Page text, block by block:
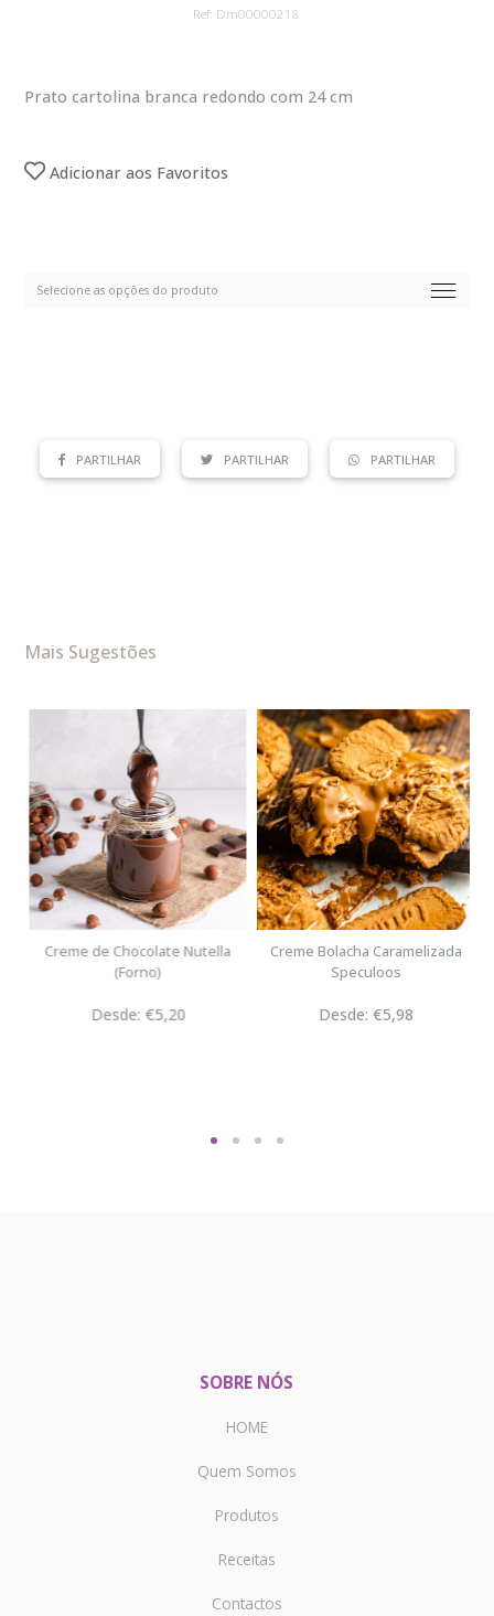
Ref: Dm00000218
Prato cartolina branca redondo com 24 cm
Adicionar aos Favoritos
PARTILHAR PARTILHAR PARTILHAR
Mais Sugestões
Creme de Chocolate Nutella
(Forno)
Desde: €5,20
Creme Bolacha Caramelizada
Speculoos
Desde: €5,98
SOBRE NÓS
HOME
Quem Somos
Produtos
Receitas
Contactos